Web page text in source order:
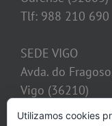
Tlf: 988 210 690
SEDE VIGO
Avda. do
Vigo (36210)
Tlf: 986 128 621
Utilizamos cookies